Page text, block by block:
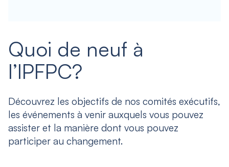
Quoi de neuf à
l’IPFPC?
Découvrez les objectifs de nos comités exécutifs,
les événements à venir auxquels vous pouvez
assister et la manière dont vous pouvez
participer au changement.